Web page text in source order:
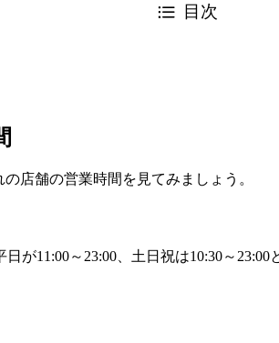
目次
店舗の営業時間を見てみましょう。
が11:00～23:00、土日祝は10:30～